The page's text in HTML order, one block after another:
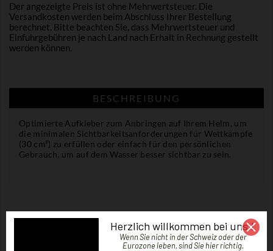
Der angezeigte Preis ist ohne Mehrwertsteuer. Die
Versandkosten werden beim Abschluss Ihrer Bestellung
berechnet. Bitte beachten Sie, dass Mehrwertsteuer und
Einfuhrgebühren je nach Land nach Erhalt in Rechnung gestellt
werden können.
BESCHREIBUNG
Optimierte Aufkleber zum Anbringen auf Ihrem Helm, um
die minimalen Sichtbarkeitsanforderungen für Wettkämpfe
(30 cm²) zu erfüllen oder einfach für den persönlichen
Gebrauch, um auf dem Wasser besser sichtbar zu sein.
KUNDEN, DIE DIESEN ARTIKEL GEKAUFT
HABEN, KAUFTEN AUCH ...
Herzlich willkommen bei uns !
Wenn Sie nicht in der Schweiz oder der
Eurozone leben, sind Sie hier richtig.